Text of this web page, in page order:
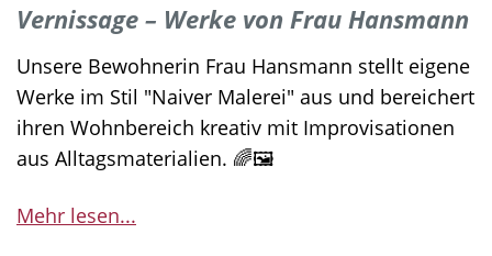
Vernissage – Werke von Frau Hansmann
Unsere Bewohnerin Frau Hansmann stellt eigene
Werke im Stil "Naiver Malerei" aus und bereichert
ihren Wohnbereich kreativ mit Improvisationen
aus Alltagsmaterialien. 🌈🖼️
Mehr lesen...